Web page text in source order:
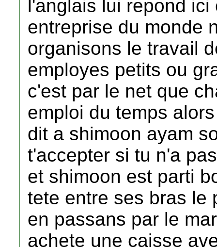
l'anglais lui repond
entreprise du monde
organisons le travail
employes petits ou
c'est par le net que
emploi du temps
dit a shimoon ayam
t'accepter si tu n'a
et shimoon est parti
tete entre ses bras le
en passans par le
achete une caisse